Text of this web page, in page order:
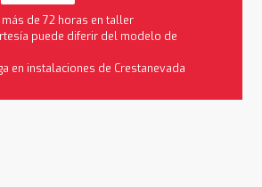
de 72 horas en taller
puede diferir del modelo de
en instalaciones de Crestanevada